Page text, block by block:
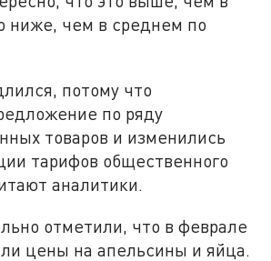
ниже, чем в среднем по
потому что
по ряду
товаров и изменились
тарифов общественного
аналитики.
отметили, что в феврале
цены на апельсины и яйца.